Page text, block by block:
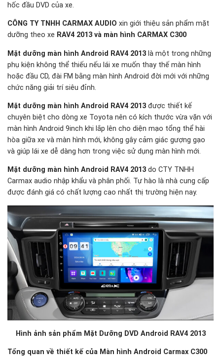
hốc đầu DVD của xe.
CÔNG TY TNHH CARMAX AUDIO xin giới thiệu sản phẩm mặt
dưỡng theo xe RAV4 2013 và màn hình CARMAX C300
Mặt dưỡng màn hình Android RAV4 2013 là một trong những
phụ kiện không thể thiếu nếu lái xe muốn thay thế màn hình
hoặc đầu CD, đài FM bằng màn hình Android đời mới với những
chức năng giải trí siêu đỉnh.
Mặt dưỡng màn hình Android RAV4 2013 được thiết kế
chuyên biệt cho dòng xe Toyota nên có kích thước vừa vặn với
màn hình Android 9inch khi lắp lên cho diện mạo tổng thể hài
hòa giữa xe và màn hình mới, không gây cảm giác gượng gạo
và giúp lái xe dễ dàng hơn trong việc sử dụng màn hình mới.
Mặt dưỡng màn hình Android RAV4 2013 do CTY TNHH
Carmax audio nhập khẩu và phân phối. Tự hào là nhà cung cấp
được đánh giá có chất lượng cao nhất thị trường hiện nay.
Hình ảnh sản phẩm Mặt Dưỡng DVD Android RAV4 2013
Tổng quan về thiết kế của Màn hình Android Carmax C300